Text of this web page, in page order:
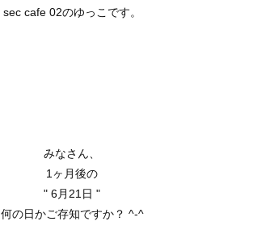
sec cafe 02のゆっこです。
みなさん、
1ヶ月後の
" 6月21日 "
何の日かご存知ですか？ ^-^